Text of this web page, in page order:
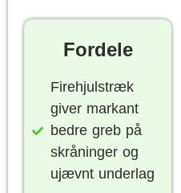
Fordele
Firehjulstræk
giver markant
bedre greb på
skråninger og
ujævnt underlag